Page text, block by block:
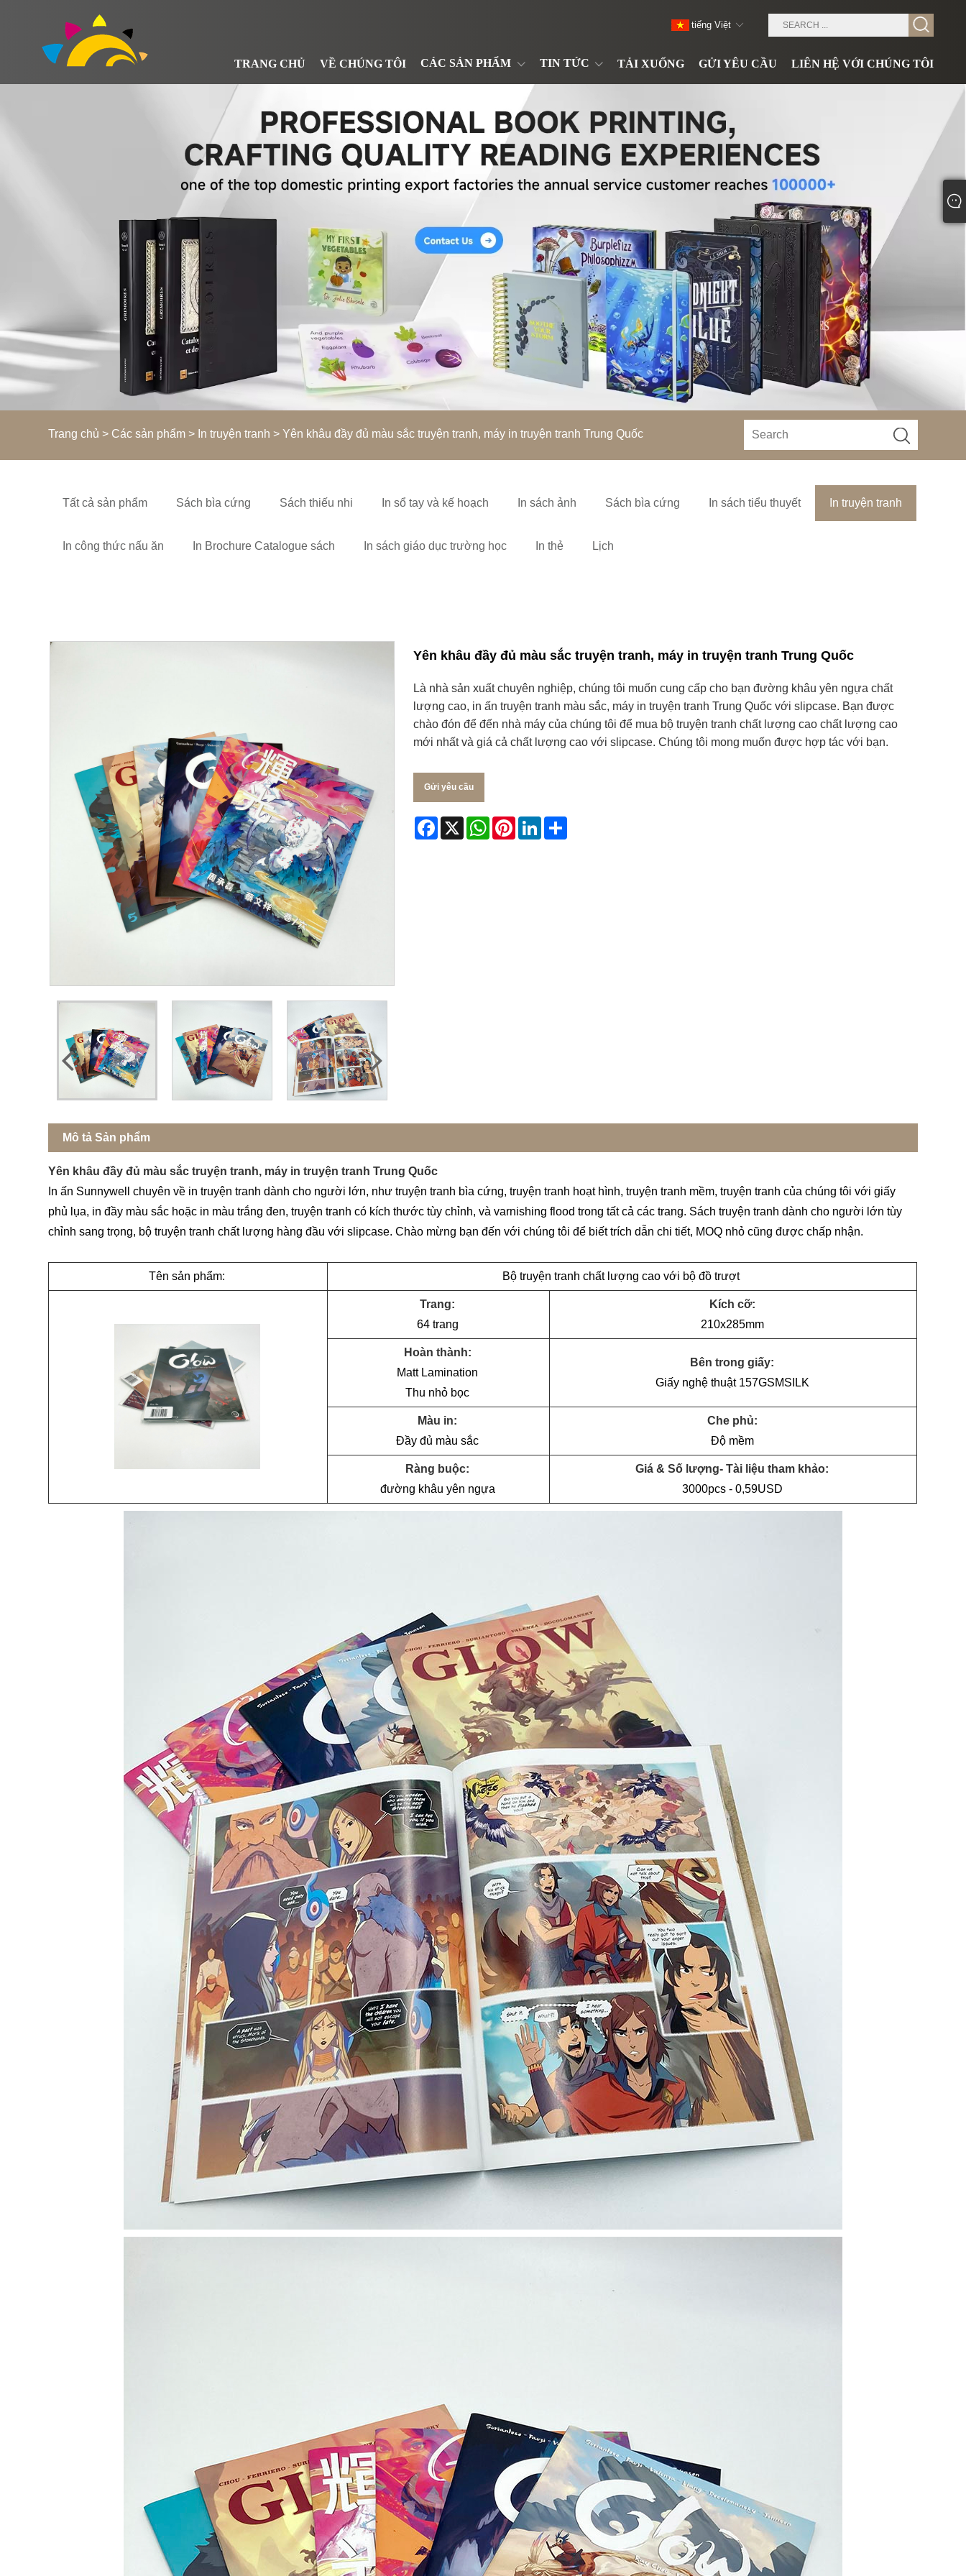
TRANG CHỦ VỀ CHÚNG TÔI CÁC SẢN PHẨM TIN TỨC TẢI XUỐNG GỬI YÊU CẦU LIÊN HỆ VỚI CHÚNG TÔI
tiếng Việt
Trang chủ > Các sản phẩm > In truyện tranh > Yên khâu đầy đủ màu sắc truyện tranh, máy in truyện tranh Trung Quốc
Tất cả sản phẩm Sách bìa cứng Sách thiếu nhi In sổ tay và kế hoạch In sách ảnh Sách bìa cứng In sách tiểu thuyết In truyện tranh
In công thức nấu ăn In Brochure Catalogue sách In sách giáo dục trường học In thẻ Lịch
Yên khâu đầy đủ màu sắc truyện tranh, máy in truyện tranh Trung Quốc
Là nhà sản xuất chuyên nghiệp, chúng tôi muốn cung cấp cho bạn đường khâu yên ngựa chất
lượng cao, in ấn truyện tranh màu sắc, máy in truyện tranh Trung Quốc với slipcase. Bạn được
chào đón để đến nhà máy của chúng tôi để mua bộ truyện tranh chất lượng cao chất lượng cao
mới nhất và giá cả chất lượng cao với slipcase. Chúng tôi mong muốn được hợp tác với bạn.
Gửi yêu cầu
Facebook
X WhatsApp
PinterestLinkedIn
Mô tả Sản phẩm
Yên khâu đầy đủ màu sắc truyện tranh, máy in truyện tranh Trung Quốc
In ấn Sunnywell chuyên về in truyện tranh dành cho người lớn, như truyện tranh bìa cứng, truyện tranh hoạt hình, truyện tranh mềm, truyện tranh của chúng tôi với giấy
phủ lụa, in đầy màu sắc hoặc in màu trắng đen, truyện tranh có kích thước tùy chỉnh, và varnishing flood trong tất cả các trang. Sách truyện tranh dành cho người lớn tùy
chỉnh sang trọng, bộ truyện tranh chất lượng hàng đầu với slipcase. Chào mừng bạn đến với chúng tôi để biết trích dẫn chi tiết, MOQ nhỏ cũng được chấp nhận.
Tên sản phẩm: Bộ truyện tranh chất lượng cao với bộ đồ trượt
Trang:
64 trang
Kích cỡ:
210x285mm
Hoàn thành:
Matt Lamination
Thu nhỏ bọc
Bên trong giấy:
Giấy nghệ thuật 157GSMSILK
Màu in:
Đầy đủ màu sắc
Che phủ:
Độ mềm
Ràng buộc:
đường khâu yên ngựa
Giá & Số lượng- Tài liệu tham khảo:
3000pcs - 0,59USD